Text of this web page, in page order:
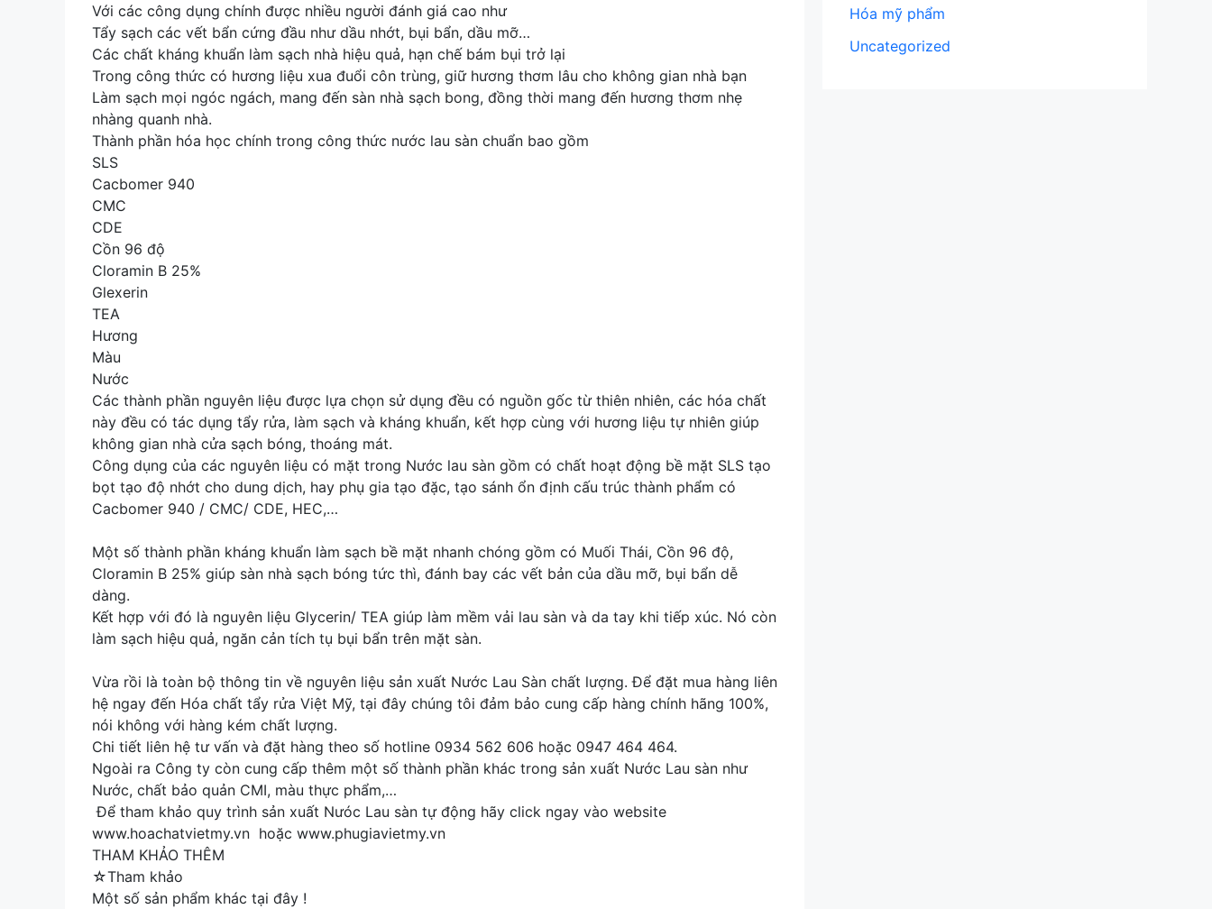
Với các công dụng chính được nhiều người đánh giá cao như
Tẩy sạch các vết bẩn cứng đầu như dầu nhớt, bụi bẩn, dầu mỡ…
Các chất kháng khuẩn làm sạch nhà hiệu quả, hạn chế bám bụi trở lại
Trong công thức có hương liệu xua đuổi côn trùng, giữ hương thơm lâu cho không gian nhà bạn
Làm sạch mọi ngóc ngách, mang đến sàn nhà sạch bong, đồng thời mang đến hương thơm nhẹ
nhàng quanh nhà.
Thành phần hóa học chính trong công thức nước lau sàn chuẩn bao gồm
SLS
Cacbomer 940
CMC
CDE
Cồn 96 độ
Cloramin B 25%
Glexerin
TEA
Hương
Màu
Nước
Các thành phần nguyên liệu được lựa chọn sử dụng đều có nguồn gốc từ thiên nhiên, các hóa chất
này đều có tác dụng tẩy rửa, làm sạch và kháng khuẩn, kết hợp cùng với hương liệu tự nhiên giúp
không gian nhà cửa sạch bóng, thoáng mát.
Công dụng của các nguyên liệu có mặt trong Nước lau sàn gồm có chất hoạt động bề mặt SLS tạo
bọt tạo độ nhớt cho dung dịch, hay phụ gia tạo đặc, tạo sánh ổn định cấu trúc thành phẩm có
Cacbomer 940 / CMC/ CDE, HEC,…
Một số thành phần kháng khuẩn làm sạch bề mặt nhanh chóng gồm có Muối Thái, Cồn 96 độ,
Cloramin B 25% giúp sàn nhà sạch bóng tức thì, đánh bay các vết bản của dầu mỡ, bụi bẩn dễ
dàng.
Kết hợp với đó là nguyên liệu Glycerin/ TEA giúp làm mềm vải lau sàn và da tay khi tiếp xúc. Nó còn
làm sạch hiệu quả, ngăn cản tích tụ bụi bẩn trên mặt sàn.
Vừa rồi là toàn bộ thông tin về nguyên liệu sản xuất Nước Lau Sàn chất lượng. Để đặt mua hàng liên
hệ ngay đến Hóa chất tẩy rửa Việt Mỹ, tại đây chúng tôi đảm bảo cung cấp hàng chính hãng 100%,
nói không với hàng kém chất lượng.
Chi tiết liên hệ tư vấn và đặt hàng theo số hotline 0934 562 606 hoặc 0947 464 464.
Ngoài ra Công ty còn cung cấp thêm một số thành phần khác trong sản xuất Nước Lau sàn như
Nước, chất bảo quản CMI, màu thực phẩm,…
Để tham khảo quy trình sản xuất Nưóc Lau sàn tự động hãy click ngay vào website
www.hoachatvietmy.vn hoặc www.phugiavietmy.vn
THAM KHẢO THÊM
☆Tham khảo
Một số sản phẩm khác tại đây !
Hóa mỹ phẩm
Uncategorized